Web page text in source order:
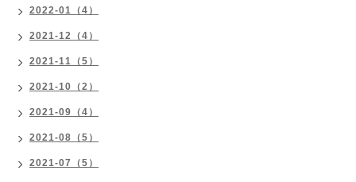
2022-01（4）
2021-12（4）
2021-11（5）
2021-10（2）
2021-09（4）
2021-08（5）
2021-07（5）